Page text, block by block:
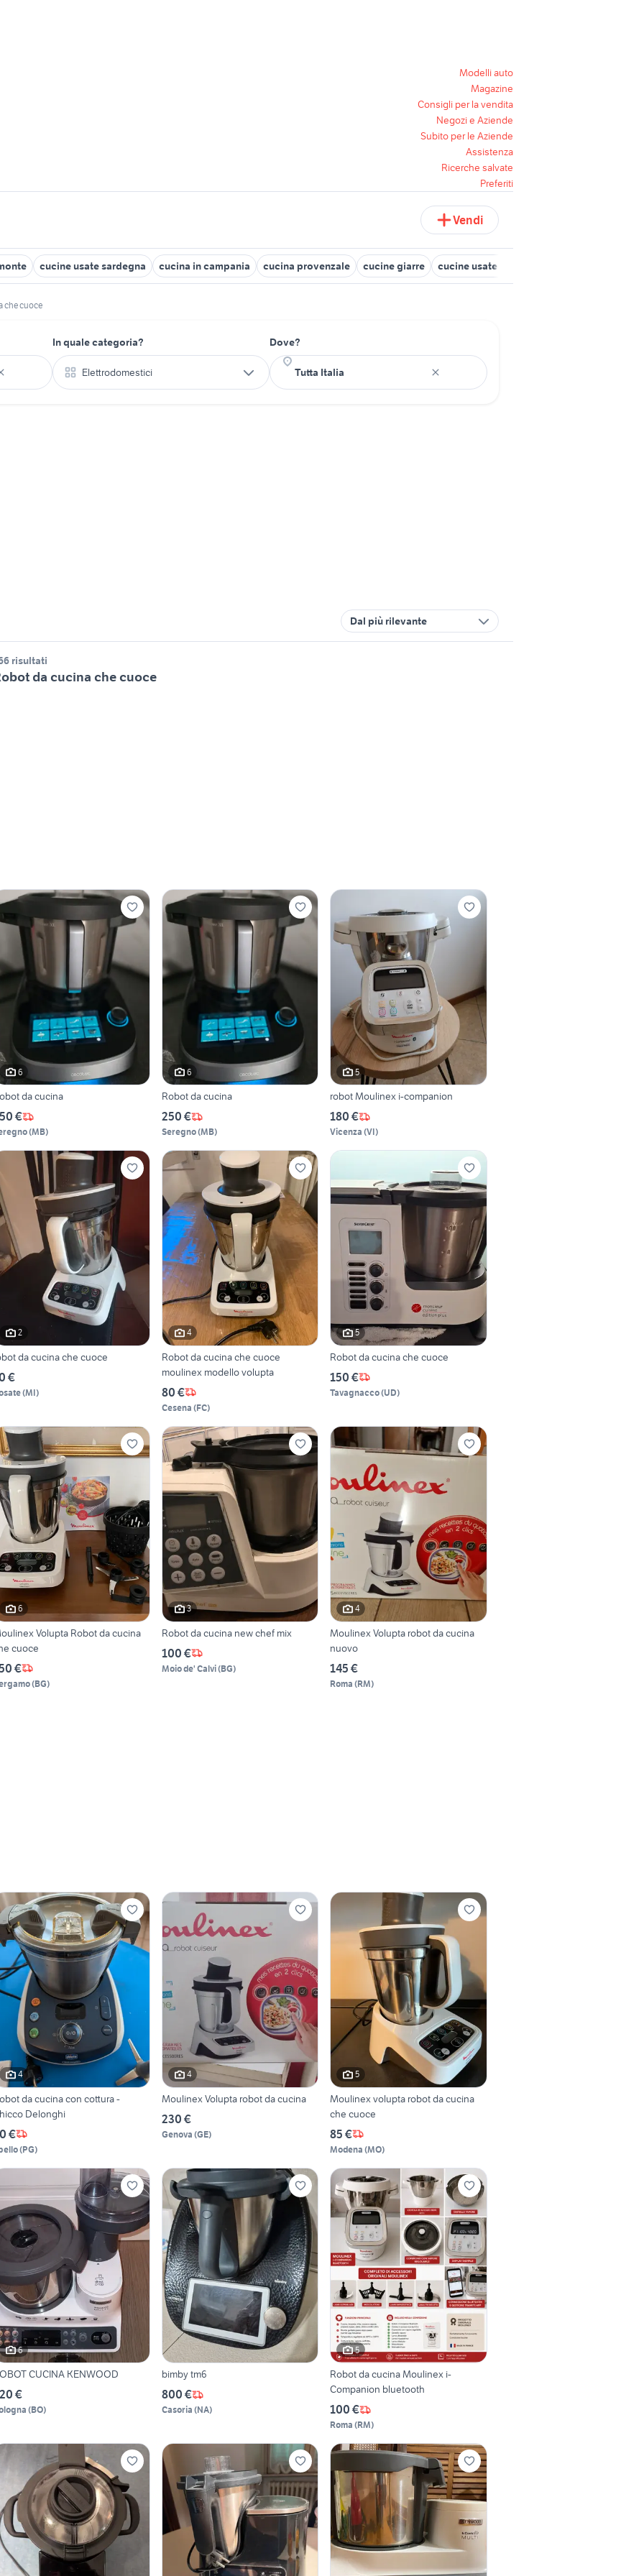
Modelli auto
Magazine
Consigli per la vendita
Negozi e Aziende
Subito per le Aziende
Assistenza
Ricerche salvate
Preferiti
Vendi
cucine usate sardegna cucina in campania cucina provenzale cucine giarre cucine usate in regalo torino
che cuoce
In quale categoria?
Elettrodomestici
Dove?
Dal più rilevante
risultati
da cucina che cuoce
6
da cucina
€
(MB)
6
Robot da cucina
250 €
Seregno(MB)
5
robot Moulinex i-companion
180 €
Vicenza (VI)
2
da cucina che cuoce
€
(MI)
4
Robot da cucina che cuoce
moulinex modello volupta
80 €
Cesena (FC)
5
Robot da cucina che cuoce
150 €
Tavagnacco(UD)
6
Volupta Robot da cucina
cuoce
€
(BG)
3
Robot da cucina new chef mix
100 €
Moio de' Calvi(BG)
4
Moulinex Volupta robot da cucina
nuovo
145 €
Roma (RM)
4
da cucina con cottura -
Delonghi
€
(PG)
4
Moulinex Volupta robot da cucina
230 €
Genova (GE)
5
Moulinex volupta robot da cucina
che cuoce
85 €
Modena (MO)
6
CUCINA KENWOOD
€
(BO)
bimby tm6
800 €
Casoria (NA)
5
Robot da cucina Moulinex i-
Companion bluetooth
100 €
Roma (RM)